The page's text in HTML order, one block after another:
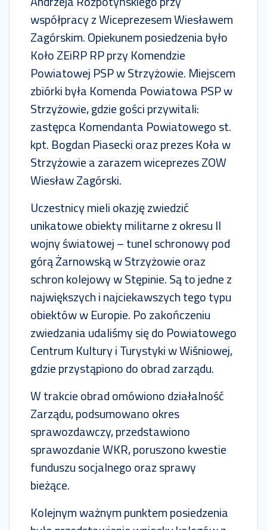
współpracy z Wiceprezesem Wiesławem
Zagórskim. Opiekunem posiedzenia było
Koło ZEiRP RP przy Komendzie
Powiatowej PSP w Strzyżowie. Miejscem
zbiórki była Komenda Powiatowa PSP w
Strzyżowie, gdzie gości przywitali:
zastępca Komendanta Powiatowego st.
kpt. Bogdan Piasecki oraz prezes Koła w
Strzyżowie a zarazem wiceprezes ZOW
Wiesław Zagórski.
Uczestnicy mieli okazję zwiedzić
unikatowe obiekty militarne z okresu II
wojny światowej – tunel schronowy pod
górą Żarnowską w Strzyżowie oraz
schron kolejowy w Stępinie. Są to jedne z
największych i najciekawszych tego typu
obiektów w Europie. Po zakończeniu
zwiedzania udaliśmy się do Powiatowego
Centrum Kultury i Turystyki w Wiśniowej,
gdzie przystąpiono do obrad zarządu.
W trakcie obrad omówiono działalność
Zarządu, podsumowano okres
sprawozdawczy, przedstawiono
sprawozdanie WKR, poruszono kwestie
funduszu socjalnego oraz sprawy
bieżące.
Kolejnym ważnym punktem posiedzenia